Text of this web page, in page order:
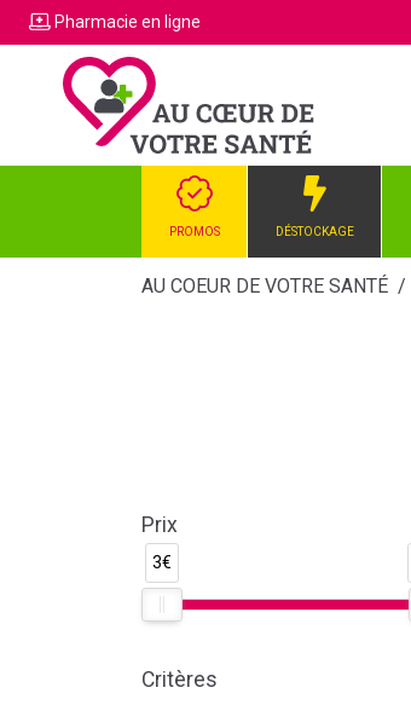
Pharmacie en ligne
PROMOS DÉSTOCKAGE
AU COEUR DE VOTRE SANTÉ
Prix
3€
Critères